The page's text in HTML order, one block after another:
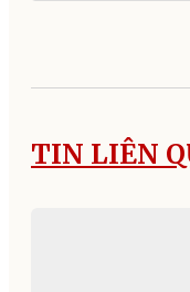
TIN LIÊN